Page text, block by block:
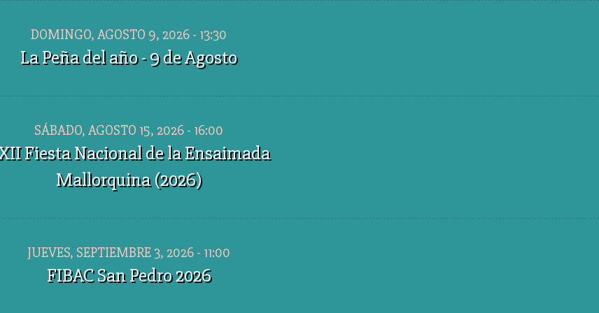
DOMINGO, AGOSTO 9, 2026 - 13:30
La Peña del año - 9 de Agosto
SÁBADO, AGOSTO 15, 2026 - 16:00
Fiesta Nacional de la Ensaimada
Mallorquina (2026)
JUEVES, SEPTIEMBRE 3, 2026 - 11:00
FIBAC San Pedro 2026